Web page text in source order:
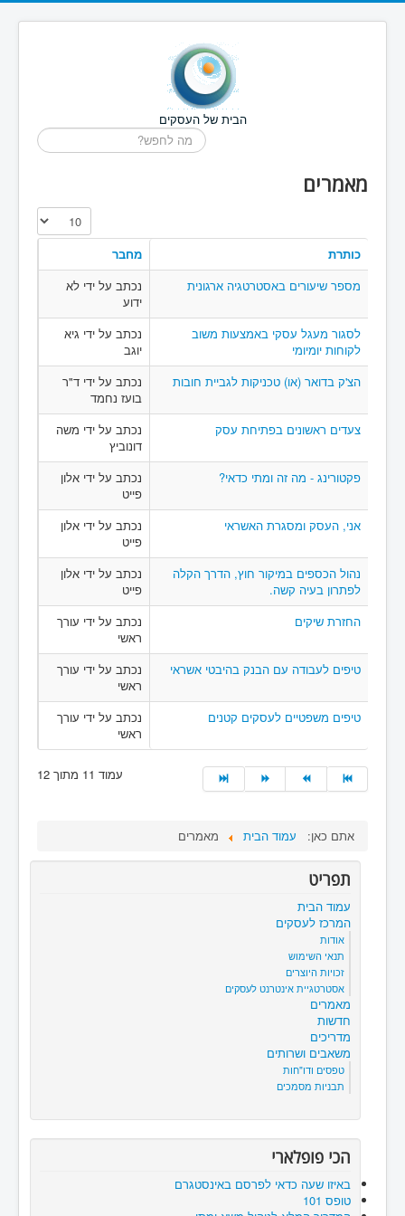
הבית של העסקים
חיפוש...
מאמרים
הצגת #
כותרת
מחבר
מספר שיעורים באסטרטגיה ארגונית
נכתב על ידי לא
ידוע
לסגור מעגל עסקי באמצעות משוב
לקוחות יומיומי
נכתב על ידי גיא
יוגב
הצ'ק בדואר (או) טכניקות לגביית חובות
נכתב על ידי ד"ר
בועז נחמד
צעדים ראשונים בפתיחת עסק
נכתב על ידי משה
דונוביץ
פקטורינג - מה זה ומתי כדאי?
נכתב על ידי אלון
פייט
אני, העסק ומסגרת האשראי
נכתב על ידי אלון
פייט
נהול הכספים במיקור חוץ, הדרך הקלה
לפתרון בעיה קשה.
נכתב על ידי אלון
פייט
החזרת שיקים
נכתב על ידי עורך
ראשי
טיפים לעבודה עם הבנק בהיבטי אשראי
נכתב על ידי עורך
ראשי
טיפים משפטיים לעסקים קטנים
נכתב על ידי עורך
ראשי
עמוד 11 מתוך 12
אתם כאן: עמוד הבית מאמרים
תפריט
עמוד הבית
המרכז לעסקים
אודות
תנאי השימוש
זכויות היוצרים
אסטרטגיית אינטרנט לעסקים
מאמרים
חדשות
מדריכים
משאבים ושרותים
טפסים ודו"חות
תבניות מסמכים
הכי פופלארי
באיזו שעה כדאי לפרסם באינסטגרם
טופס 101